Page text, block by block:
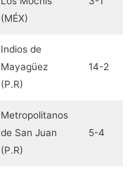
(MÉX)
Indios de
Mayagüez
(P.R)
14-2
Metropolitanos
de San Juan
(P.R)
5-4